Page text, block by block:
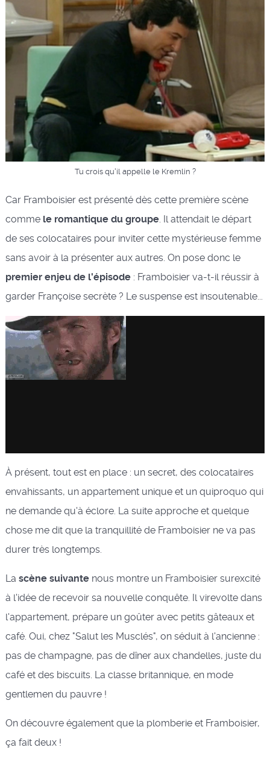
Tu crois qu'il appelle le Kremlin ?
Car Framboisier est présenté dès cette première scène
comme le romantique du groupe. Il attendait le départ
de ses colocataires pour inviter cette mystérieuse femme
sans avoir à la présenter aux autres. On pose donc le
premier enjeu de l'épisode: Framboisier va-t-il réussir à
garder Françoise secrète ? Le suspense est insoutenable...
À présent, tout est en place : un secret, des colocataires
envahissants, un appartement unique et un quiproquo qui
ne demande qu'à éclore. La suite approche et quelque
chose me dit que la tranquillité de Framboisier ne va pas
durer très longtemps.
La scène suivantenous montre un Framboisier surexcité
à l'idée de recevoir sa nouvelle conquête. Il virevolte dans
l'appartement, prépare un goûter avec petits gâteaux et
café. Oui, chez "Salut les Musclés", on séduit à l'ancienne :
pas de champagne, pas de dîner aux chandelles, juste du
café et des biscuits. La classe britannique, en mode
gentlemen du pauvre !
On découvre également que la plomberie et Framboisier,
ça fait deux !